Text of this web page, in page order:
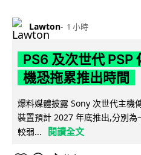
Lawton 1 小時
PS6 及次世代 PSP
機恐拖累推出時間
爆料媒體披露 Sony 次世代主機
裝置預計 2027 年底推出,分別
較弱...
閱讀全文